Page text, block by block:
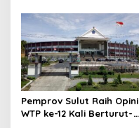
Penandatanganan KUA-
PPAS 2027 hingga Rapat
Banmus
Pemprov Sulut Raih Opini
WTP ke-12 Kali Berturut-